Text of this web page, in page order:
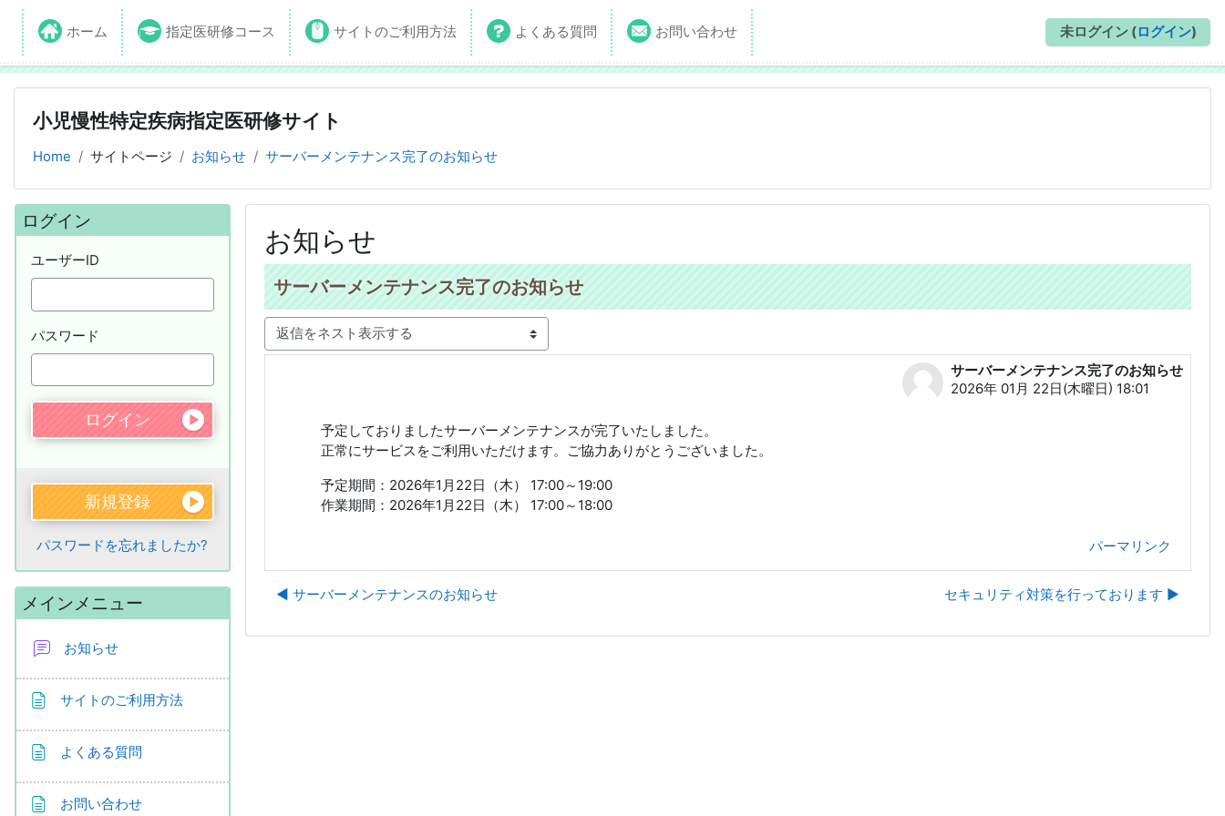
ホーム 指定医研修コース サイトのご利用方法 よくある質問 お問い合わせ 未ログイン (ログイン)
小児慢性特定疾病指定医研修サイト
Home サイトページ お知らせ サーバーメンテナンス完了のお知らせ
お知らせ
サーバーメンテナンス完了のお知らせ
表示モード
サーバーメンテナンス完了のお知らせ
2026年 01月 22日(木曜日) 18:01
返信数: 0
予定しておりましたサーバーメンテナンスが完了いたしました。
正常にサービスをご利用いただけます。ご協力ありがとうございました。
予定期間：2026年1月22日（木） 17:00～19:00
作業期間：2026年1月22日（木） 17:00～18:00
パーマリンク
◀︎ サーバーメンテナンスのお知らせ セキュリティ対策を行っております ▶︎
ブロック
ログイン をスキップする
ログイン
ユーザーID
パスワード
新規登録
パスワードを忘れましたか?
メインメニュー をスキップする
メインメニュー
お知らせ
サイトのご利用方法ページ
よくある質問ページ
お問い合わせページ